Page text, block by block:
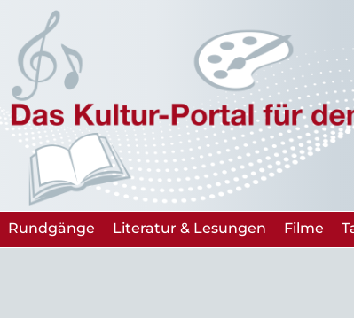
Rundgänge Literatur & Lesungen Filme